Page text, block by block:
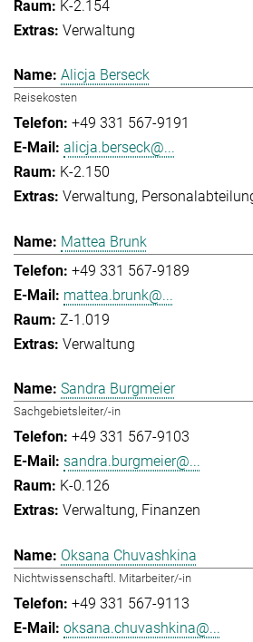
K-2.154
Verwaltung
Alicja Berseck
Reisekosten
+49 331 567-9191
alicja.berseck@...
K-2.150
Verwaltung
Mattea Brunk
+49 331 567-9189
mattea.brunk@...
Z-1.019
Verwaltung
Sandra Burgmeier
Sachgebietsleiter/-in
+49 331 567-9103
sandra.burgmeier@...
K-0.126
Verwaltung Finanzen
Oksana Chuvashkina
Nichtwissenschaftl. Mitarbeiter/-in
+49 331 567-9113
oksana.chuvashkina@...